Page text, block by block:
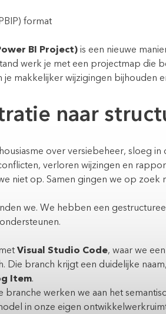
format
BI Project)is een nieuwe
werk je met een projectmap die
je makkelijker wijzigingen bijhouden
naar
over versiebeheer, sloeg
verloren wijzingen en
niet op. Samen gingen we op zoek
we. We hebben een
ondersteunen.
Visual Studio Code, waar we
Die branch krijgt een duidelijke
Item.
branche werken we aan het
in onze eigen